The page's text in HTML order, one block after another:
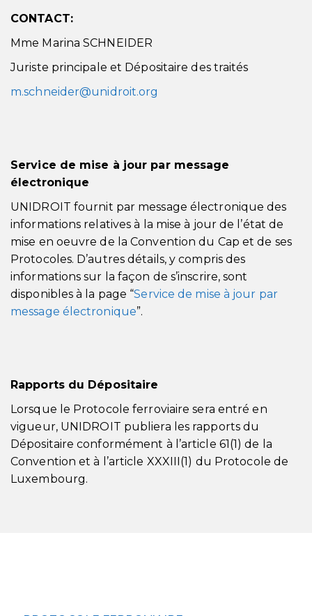
CONTACT:
Mme Marina SCHNEIDER
Juriste principale et Dépositaire des traités
m.schneider@unidroit.org
Service de mise à jour par message
électronique
UNIDROIT fournit par message électronique des
informations relatives à la mise à jour de l’état de
mise en oeuvre de la Convention du Cap et de ses
Protocoles. D’autres détails, y compris des
informations sur la façon de s’inscrire, sont
disponibles à la page “Service de mise à jour par
message électronique”.
Rapports du Dépositaire
Lorsque le Protocole ferroviaire sera entré en
vigueur, UNIDROIT publiera les rapports du
Dépositaire conformément à l’article 61(1) de la
Convention et à l’article XXXIII(1) du Protocole de
Luxembourg.